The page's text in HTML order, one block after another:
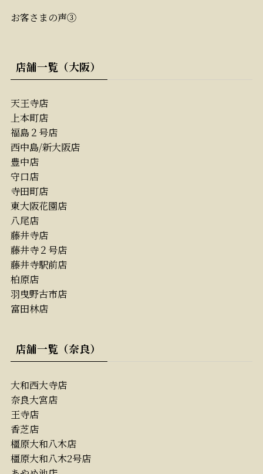
お客さまの声③
店舗一覧（大阪）
天王寺店
上本町店
福島２号店
西中島/新大阪店
豊中店
守口店
寺田町店
東大阪花園店
八尾店
藤井寺店
藤井寺２号店
藤井寺駅前店
柏原店
羽曳野古市店
富田林店
店舗一覧（奈良）
大和西大寺店
奈良大宮店
王寺店
香芝店
橿原大和八木店
橿原大和八木2号店